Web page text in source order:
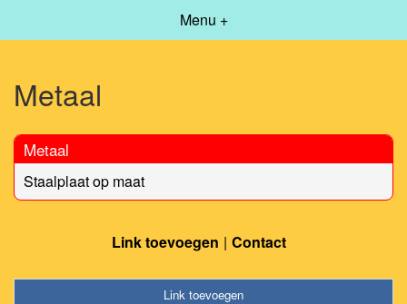
Menu +
Metaal
Metaal
Staalplaat op maat
Link toevoegen Contact
Link toevoegen